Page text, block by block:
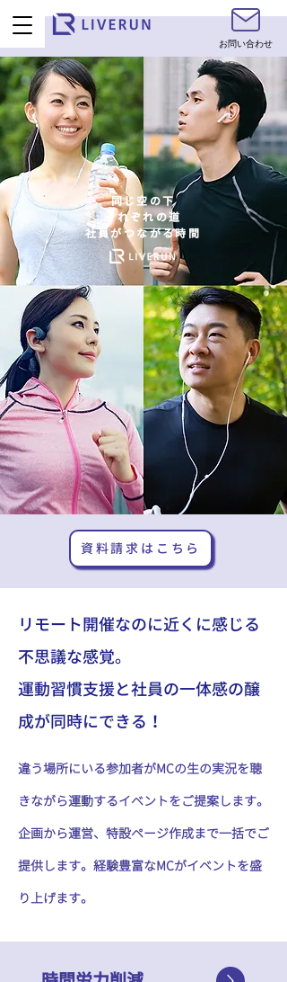
お問い合わせ
同じ空の下
それぞれの道
​社員がつながる時間
資料請求はこちら
リモート開催なのに近くに感じる
不思議な感覚。
運動習慣支援と社員の一体感の醸
成が同時にできる！
違う場所にいる参加者がMCの生の実況を聴
きながら運動するイベントをご提案します。
企画から運営、特設ページ作成まで一括でご
提供します。経験豊富なMCがイベントを盛
り上げます。